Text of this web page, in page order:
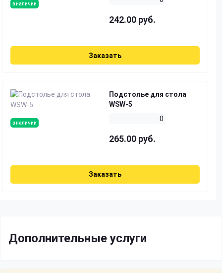
в наличии
242.00 руб.
Заказать
в наличии
Подстолье для стола
WSW-5
0
265.00 руб.
Заказать
Дополнительные услуги